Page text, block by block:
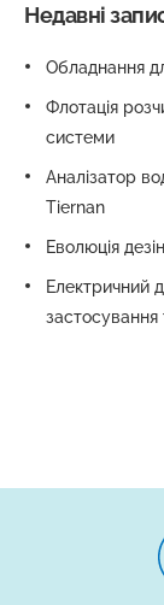
Недавні
Обладнання
Флотація
системи
Аналізатор
Tiernan
Еволюція
Електричний
застосування